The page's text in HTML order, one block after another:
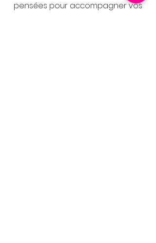
pensées pour accompagner vos